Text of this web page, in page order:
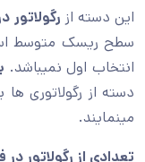
این دسته از رگولاتور
سطح ریسک متوسط
انتخاب اول نمیباشد.
دسته از رگولاتوری
مینمایند.
تعدادی از رگولاتور